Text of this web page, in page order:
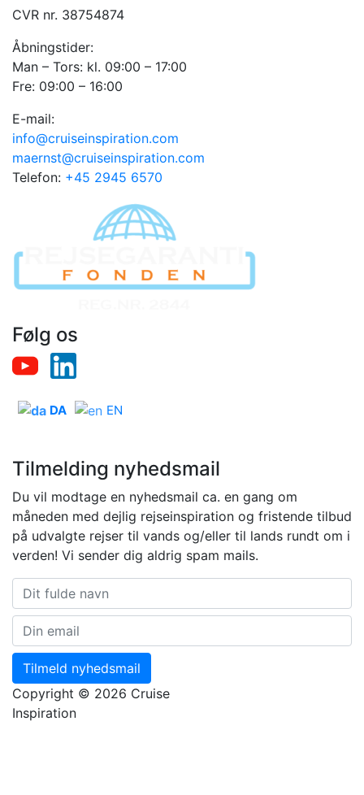
CVR nr. 38754874
Åbningstider:
Man – Tors: kl. 09:00 – 17:00
Fre: 09:00 – 16:00
E-mail:
info@cruiseinspiration.com
maernst@cruiseinspiration.com
Telefon: +45 2945 6570
Følg os
DA EN
Tilmelding nyhedsmail
Du vil modtage en nyhedsmail ca. en gang om
måneden med dejlig rejseinspiration og fristende tilbud
på udvalgte rejser til vands og/eller til lands rundt om i
verden! Vi sender dig aldrig spam mails.
Tilmeld nyhedsmail
Copyright © 2026 Cruise
Inspiration